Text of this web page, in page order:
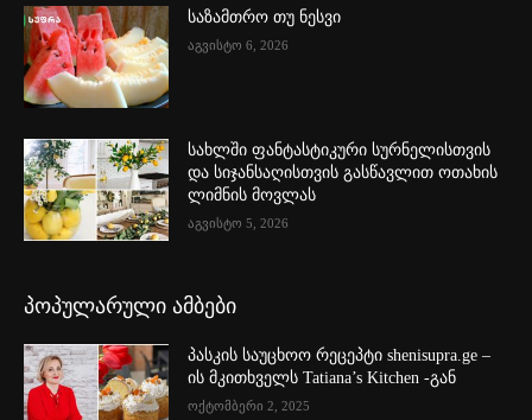
საზამთრო თუ ნესვი
აგვისტო 6, 2026
სახლში ფანტასტიკური სურნელისთვის
და სიჯანსაღისთვის გასწავლით ოთახის
ლიმნის მოვლას
აგვისტო 5, 2026
პოპულარული ამბები
პასკის საუცხოო რეცეპტი shenisupra.ge –
ის მკითხველს Tatiana’s Kitchen -გან
ოქტომბერი 2, 2025